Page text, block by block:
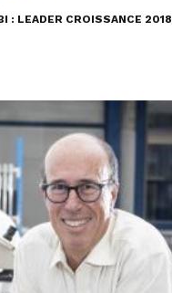
: LEADER CROISSANCE 2018